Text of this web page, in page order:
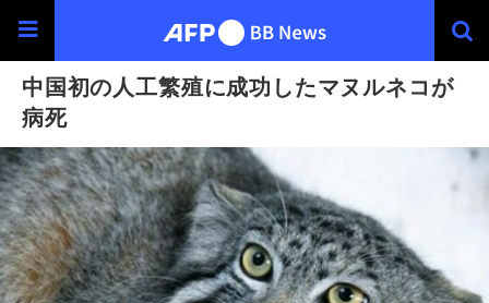
中国初の人工繁殖に成功したマヌルネコが
病死